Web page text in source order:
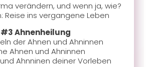
verändern, und wenn ja, wie?
Reise ins vergangene Leben
#3 Ahnenheilung
der Ahnen und Ahninnen
Ahnen und Ahninnen
Ahnninen deiner Vorleben